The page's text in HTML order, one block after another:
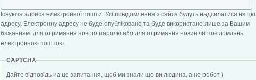
Існуюча адреса електронної пошти. Усі повідомлення з сайта будуть надсилатися на цю
адресу. Електронну адресу не буде опубліковано та буде використано лише за Вашим
бажанням: для отримання нового паролю або для отримання новин чи повідомлень
електронною поштою.
CAPTCHA
Дайте відповідь на це запитання, щоб ми знали що ви людина, а не робот ).